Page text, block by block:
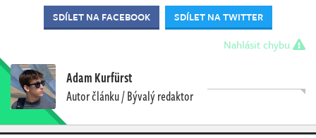
SDÍLET NA FACEBOOK SDÍLET NA TWITTER
Nahlásit chybu
Adam Kurfürst
Autor článku / Bývalý redaktor